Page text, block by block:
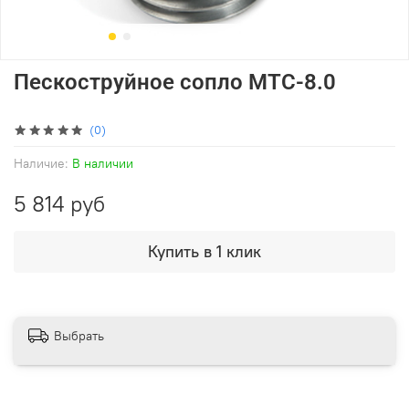
(0)
Наличие: В наличии
Пескоструйное сопло MTC-8.0
5 814 руб
Купить в 1 клик
Выбрать